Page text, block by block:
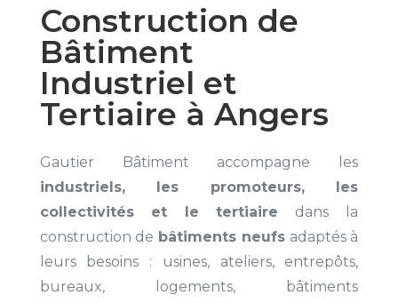
Construction de
Bâtiment
Industriel et
Tertiaire à Angers
Gautier Bâtiment accompagne les
industriels, les promoteurs, les
collectivités
et le tertiaire dans la
construction de bâtiments neufsadaptés à
leurs besoins : usines, ateliers, entrepôts,
bureaux, logements, bâtiments